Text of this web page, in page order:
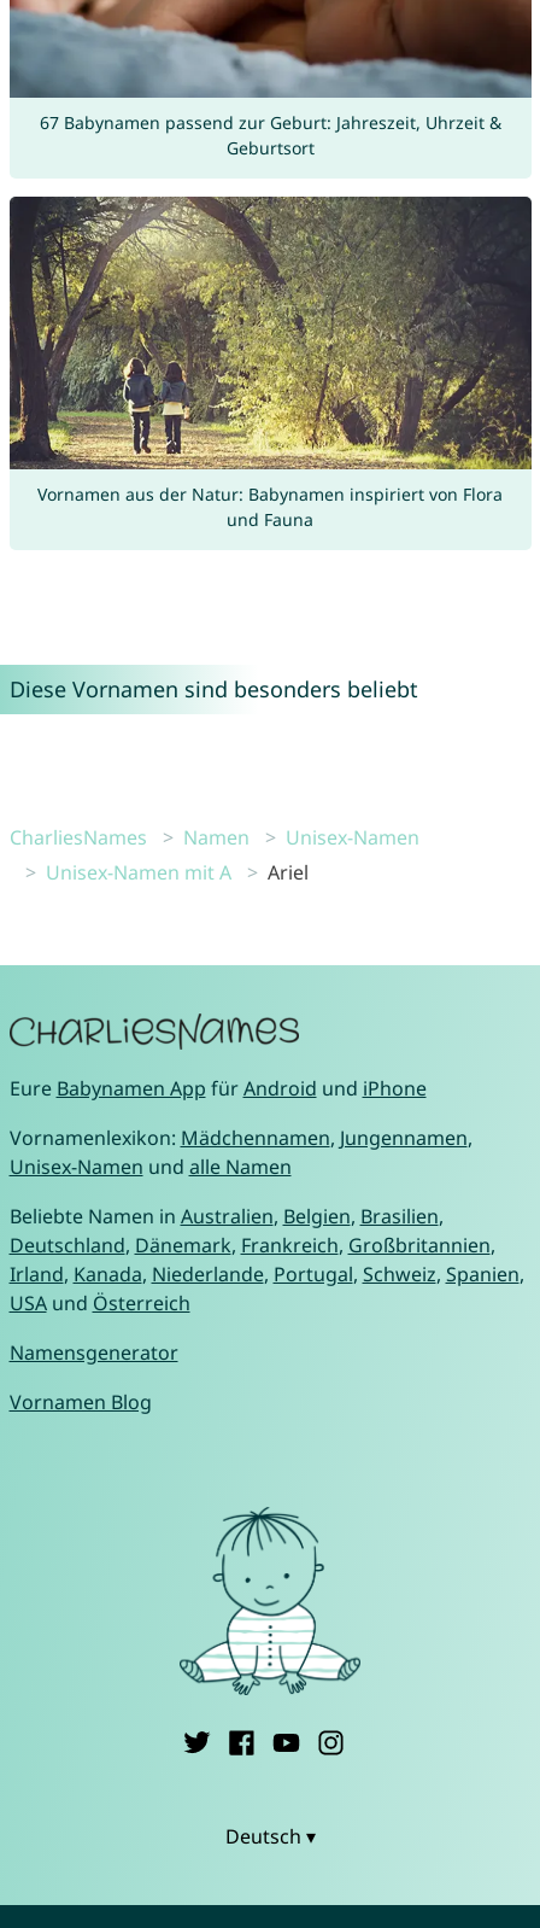
67 Babynamen passend zur Geburt: Jahreszeit, Uhrzeit &
Geburtsort
Vornamen aus der Natur: Babynamen inspiriert von Flora
und Fauna
Diese Vornamen sind besonders beliebt
CharliesNames Namen
Unisex-Namen
Unisex-Namen mit A
Ariel
Eure Babynamen App fürAndroid und iPhone
Vornamenlexikon: Mädchennamen, Jungennamen,
Unisex-Namen und alle Namen
Beliebte Namen in Australien, Belgien, Brasilien,
Deutschland, Dänemark, Frankreich, Großbritannien,
Irland, Kanada, Niederlande, Portugal, Schweiz, Spanien,
USAund Österreich
Namensgenerator
Vornamen Blog
Deutsch ▾